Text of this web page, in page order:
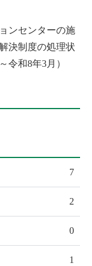
ンセンターの施
決制度の処理状
令和8年3月）
7
2
0
1